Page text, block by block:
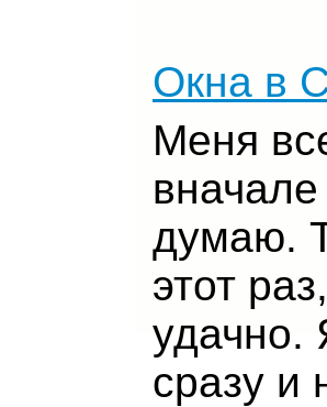
Окна в
Меня
думаю.
этот
удачно.
сразу и